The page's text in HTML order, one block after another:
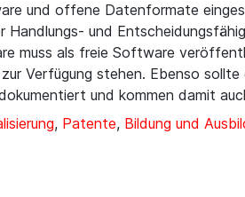
und offene Datenformate
und
muss als freie Software
Verfügung stehen. Ebenso
und kommen damit
, Patente, Bildung und